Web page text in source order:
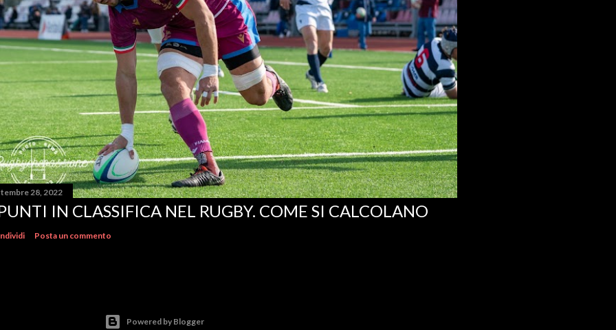
28, 2022
IN CLASSIFICA NEL RUGBY. COME SI CALCOLANO
Posta un commento
Powered by Blogger